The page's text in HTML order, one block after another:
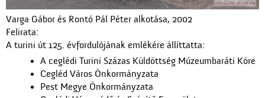
Varga Gábor és Rontó Pál Péter alkotása, 2002
Felirata:
A turini út 125. évfordulójának emlékére állíttatta:
A ceglédi Turini Százas Küldöttség Múzeumbaráti Köre
Cegléd Város Önkormányzata
Pest Megye Önkormányzata